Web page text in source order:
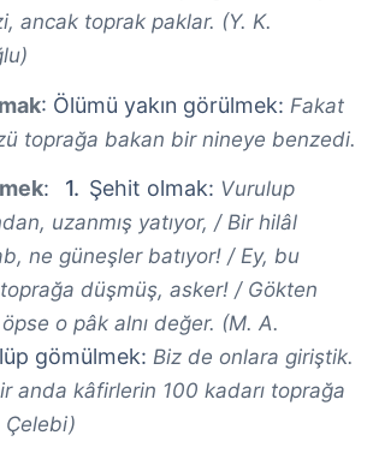
ancak toprak paklar. (Y. K.
: Ölümü yakın görülmek: Fakat
toprağa bakan bir nineye benzedi.
: Şehit olmak: Vurulup
uzanmış yatıyor, / Bir hilâl
ne güneşler batıyor! / Ey, bu
düşmüş, asker! / Gökten
o pâk alnı değer. (M. A.
gömülmek: Biz de onlara giriştik.
anda kâfirlerin 100 kadarı toprağa
Çelebi)